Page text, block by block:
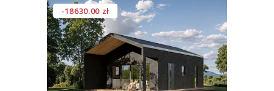
-18630.00 zł